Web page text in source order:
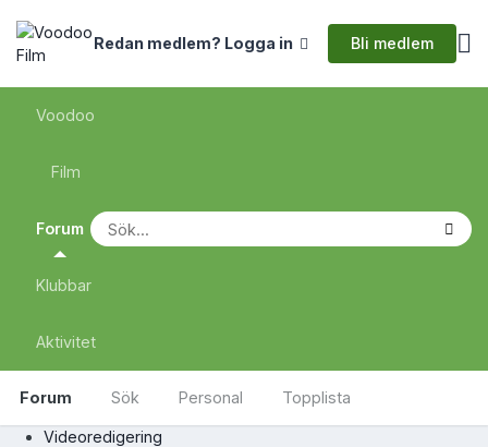
Redan medlem? Logga in Bli medlem
Voodoo
Film
Forum
Forum Sök Personal Topplista
Klubbar
Aktivitet
Videoredigering